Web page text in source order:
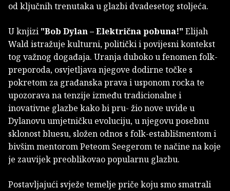
od ključnih trenutaka u glazbi dvadesetog stoljeća.
U knjizi "Bob Dylan – Električna pobuna!" Elijah
Wald istražuje kulturni, politički i povijesni kontekst
tog važnog događaja. Uranja duboko u fenomen folk-
preporoda, osvjetljava njegove dodirne točke s
pokretom za građanska prava i usponom rocka te
upozorava na tenzije između tradicionalne i
inovativne glazbe kako bi pru- žio nove uvide u
Dylanovu umjetničku evoluciju, u njegovu posebnu
sklonost bluesu, složen odnos s folk-establišmentom i
bivšim mentorom Peteom Seegerom te načine na koje
je zauvijek preoblikovao popularnu glazbu.
Postavljajući svježe temelje priče koju smo smatrali